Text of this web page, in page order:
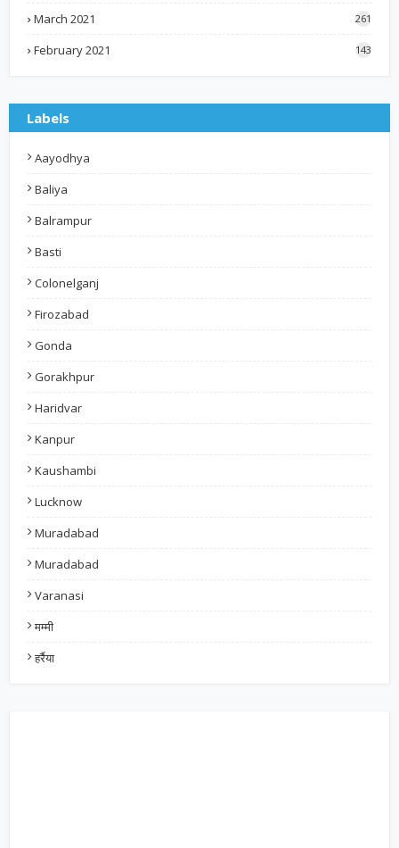
March 2021 261
February 2021 143
Labels
Aayodhya
Baliya
Balrampur
Basti
Colonelganj
Firozabad
Gonda
Gorakhpur
Haridvar
Kanpur
Kaushambi
Lucknow
Muradabad
Muradabad
Varanasi
मम्मी
हर्रैया